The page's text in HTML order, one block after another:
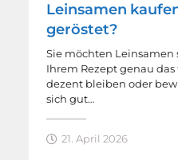
Leinsamen
geröstet?
Sie möchten Leinsamen
Ihrem Rezept genau das
dezent bleiben oder
sich gut…
21. April 2026